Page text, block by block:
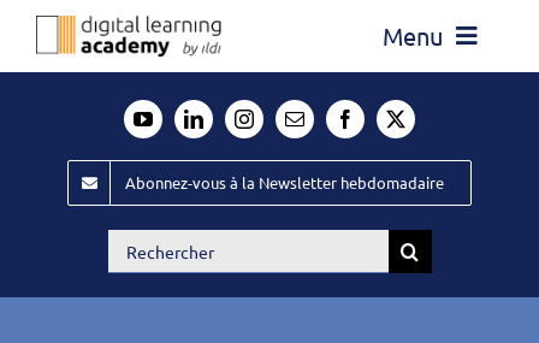
Passer
Menu
Évènements ILDI
Offres d’emploi
Abonnez-vous à la Newsletter hebdomadaire
Rechercher: